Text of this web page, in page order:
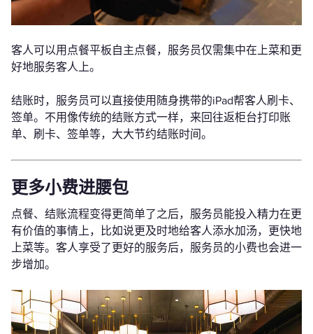
客人可以用点餐平板自主点餐，服务员仅需集中在上菜和更
好地服务客人上。
结账时，服务员可以直接使用随身携带的iPad帮客人刷卡、
签单。不用像传统的结账方式一样，来回往返柜台打印账
单、刷卡、签单等，大大节约结账时间。
更多小费进腰包
点餐、结账流程变得更简单了之后，服务员能投入精力在更
有价值的事情上，比如说更及时地给客人添水加汤，更快地
上菜等。客人享受了更好的服务后，服务员的小费也会进一
步增加。